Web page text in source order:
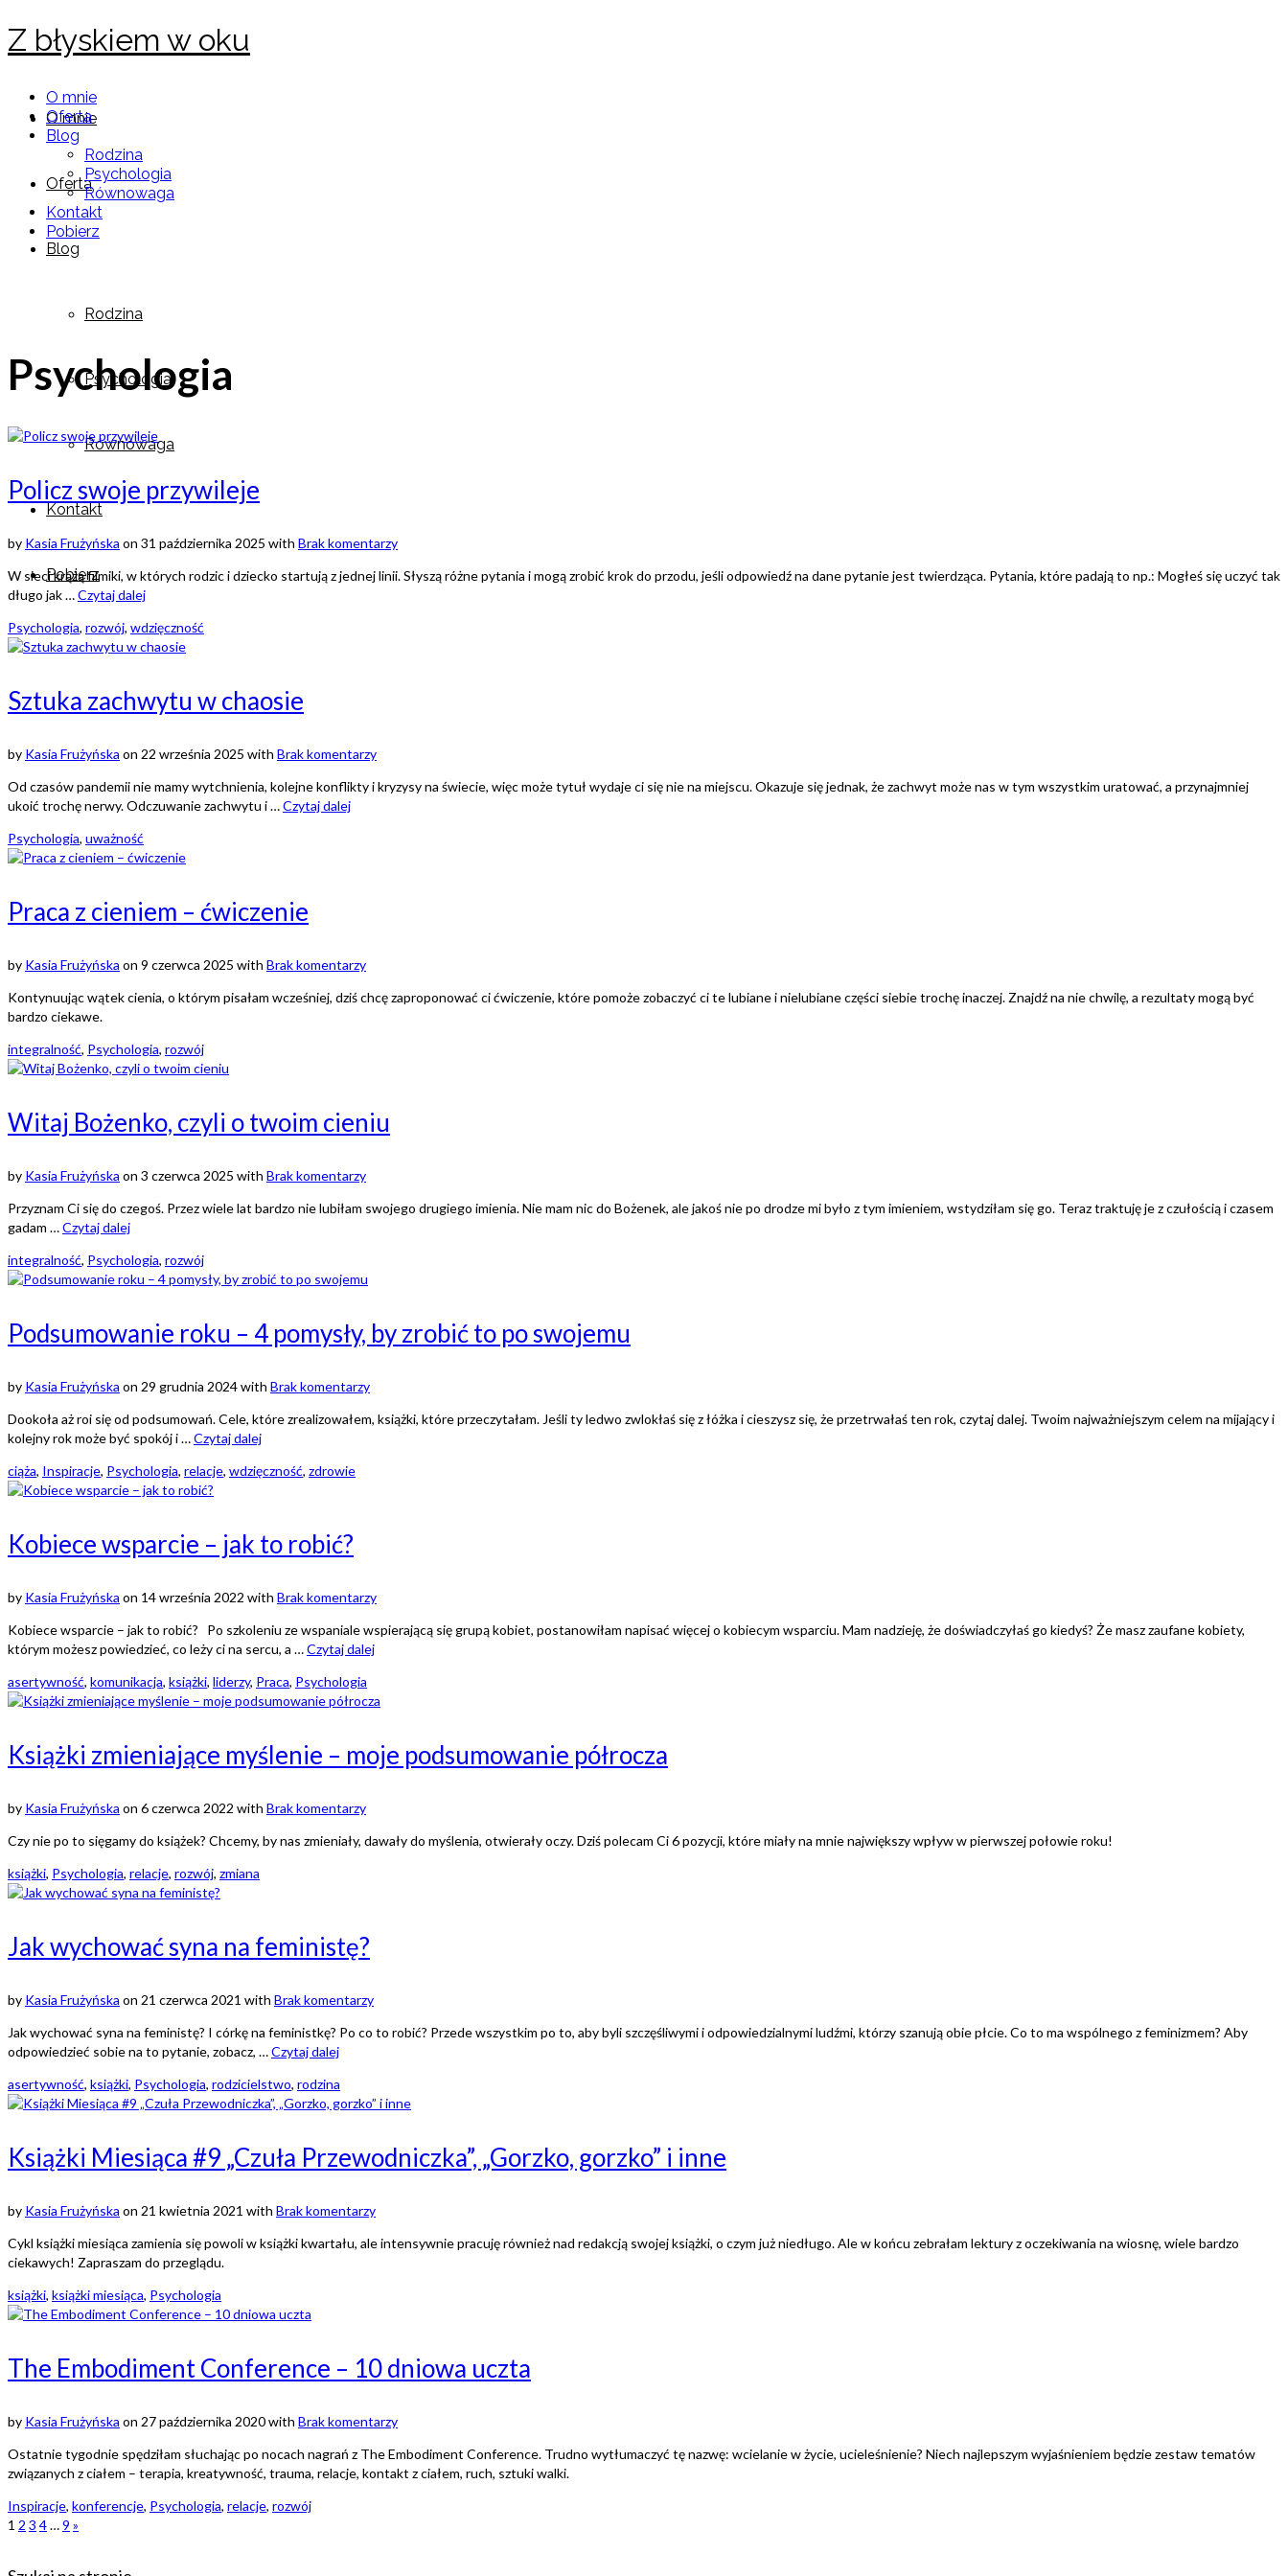
Z błyskiem w oku
O mnie
Oferta
Blog
Rodzina
Psychologia
Równowaga
Kontakt
Pobierz
O mnie
Oferta
Blog
Rodzina
Psychologia
Równowaga
Kontakt
Pobierz
Psychologia
Policz swoje przywileje
by Kasia Frużyńska on 31 października 2025 with Brak komentarzy
W sieci krążą filmiki, w których rodzic i dziecko startują z jednej linii. Słyszą różne pytania i mogą zrobić krok do przodu, jeśli odpowiedź na dane pytanie jest twierdząca. Pytania, które padają to np.: Mogłeś się uczyć tak
długo jak …Czytaj dalej
Psychologia, rozwój, wdzięczność
Sztuka zachwytu w chaosie
by Kasia Frużyńska on 22 września 2025 with Brak komentarzy
Od czasów pandemii nie mamy wytchnienia, kolejne konflikty i kryzysy na świecie, więc może tytuł wydaje ci się nie na miejscu. Okazuje się jednak, że zachwyt może nas w tym wszystkim uratować, a przynajmniej
ukoić trochę nerwy. Odczuwanie zachwytu i …Czytaj dalej
Psychologia, uważność
Praca z cieniem – ćwiczenie
by Kasia Frużyńska on 9 czerwca 2025 with Brak komentarzy
Kontynuując wątek cienia, o którym pisałam wcześniej, dziś chcę zaproponować ci ćwiczenie, które pomoże zobaczyć ci te lubiane i nielubiane części siebie trochę inaczej. Znajdź na nie chwilę, a rezultaty mogą być
bardzo ciekawe.
integralność, Psychologia, rozwój
Witaj Bożenko, czyli o twoim cieniu
by Kasia Frużyńska on 3 czerwca 2025 with Brak komentarzy
Przyznam Ci się do czegoś. Przez wiele lat bardzo nie lubiłam swojego drugiego imienia. Nie mam nic do Bożenek, ale jakoś nie po drodze mi było z tym imieniem, wstydziłam się go. Teraz traktuję je z czułością i czasem
gadam …Czytaj dalej
integralność, Psychologia, rozwój
Podsumowanie roku – 4 pomysły, by zrobić to po swojemu
by Kasia Frużyńska on 29 grudnia 2024with Brak komentarzy
Dookoła aż roi się od podsumowań. Cele, które zrealizowałem, książki, które przeczytałam. Jeśli ty ledwo zwlokłaś się z łóżka i cieszysz się, że przetrwałaś ten rok, czytaj dalej. Twoim najważniejszym celem na mijający i
kolejny rok może być spokój i …Czytaj dalej
ciąża, Inspiracje, Psychologia, relacje, wdzięczność, zdrowie
Kobiece wsparcie – jak to robić?
by Kasia Frużyńska on 14 września 2022 with Brak komentarzy
Kobiece wsparcie – jak to robić? Po szkoleniu ze wspaniale wspierającą się grupą kobiet, postanowiłam napisać więcej o kobiecym wsparciu. Mam nadzieję, że doświadczyłaś go kiedyś? Że masz zaufane kobiety,
którym możesz powiedzieć, co leży ci na sercu, a …Czytaj dalej
asertywność, komunikacja, książki, liderzy, Praca, Psychologia
Książki zmieniające myślenie – moje podsumowanie półrocza
by Kasia Frużyńska on 6 czerwca 2022 with Brak komentarzy
Czy nie po to sięgamy do książek? Chcemy, by nas zmieniały, dawały do myślenia, otwierały oczy. Dziś polecam Ci 6 pozycji, które miały na mnie największy wpływ w pierwszej połowie roku!
książki, Psychologia, relacje, rozwój, zmiana
Jak wychować syna na feministę?
by Kasia Frużyńska on 21 czerwca 2021 with Brak komentarzy
Jak wychować syna na feministę? I córkę na feministkę? Po co to robić? Przede wszystkim po to, aby byli szczęśliwymi i odpowiedzialnymi ludźmi, którzy szanują obie płcie. Co to ma wspólnego z feminizmem? Aby
odpowiedzieć sobie na to pytanie, zobacz, …Czytaj dalej
asertywność, książki, Psychologia, rodzicielstwo, rodzina
Książki Miesiąca #9 „Czuła Przewodniczka”, „Gorzko, gorzko” i inne
by Kasia Frużyńska on 21 kwietnia 2021 with Brak komentarzy
Cykl książki miesiąca zamienia się powoli w książki kwartału, ale intensywnie pracuję również nad redakcją swojej książki, o czym już niedługo. Ale w końcu zebrałam lektury z oczekiwania na wiosnę, wiele bardzo
ciekawych! Zapraszam do przeglądu.
książki, książki miesiąca, Psychologia
The Embodiment Conference – 10 dniowa uczta
by Kasia Frużyńska on 27 października 2020with Brak komentarzy
Ostatnie tygodnie spędziłam słuchając po nocach nagrań z The Embodiment Conference. Trudno wytłumaczyć tę nazwę: wcielanie w życie, ucieleśnienie? Niech najlepszym wyjaśnieniem będzie zestaw tematów
związanych z ciałem – terapia, kreatywność, trauma, relacje, kontakt z ciałem, ruch, sztuki walki.
Inspiracje, konferencje, Psychologia, relacje, rozwój
1 2 3 4…9 »